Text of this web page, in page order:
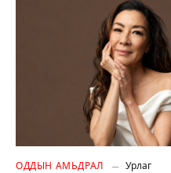
ОДДЫН АМЬДРАЛ Урлаг